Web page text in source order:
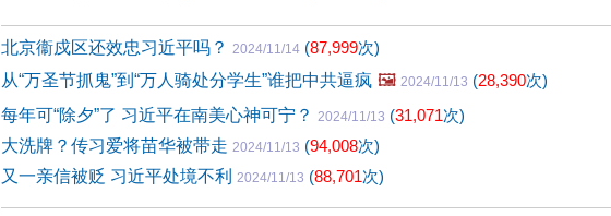
北京衞戍区还效忠习近平吗？ 2024/11/14 (87,999次)
从“万圣节抓鬼”到“万人骑处分学生”谁把中共逼疯 🖼️ 2024/11/13 (28,390次)
每年可“除夕”了 习近平在南美心神可宁？ 2024/11/13 (31,071次)
大洗牌？传习爱将苗华被带走 2024/11/13 (94,008次)
又一亲信被贬 习近平处境不利 2024/11/13 (88,701次)